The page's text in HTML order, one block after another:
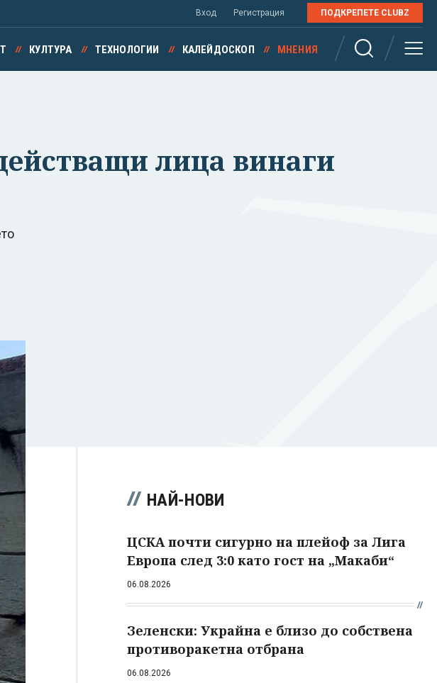
Вход Регистрация ПОДКРЕПЕТЕ CLUBZ
КУЛТУРА ТЕХНОЛОГИИ КАЛЕЙДОСКОП МНЕНИЯ
лица винаги
НАЙ-НОВИ
ЦСКА почти сигурно на плейоф за Лига
Европа след 3:0 като гост на „Макаби“
06.08.2026
Зеленски: Украйна е близо до собствена
противоракетна отбрана
06.08.2026